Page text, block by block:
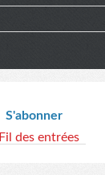
S'abonner
Fil des entrées